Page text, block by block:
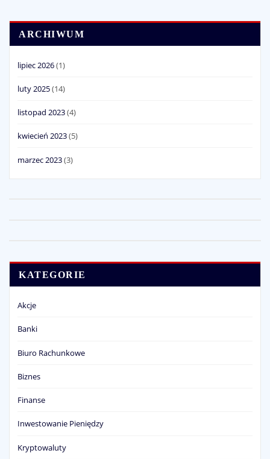
ARCHIWUM
lipiec 2026(1)
luty 2025(14)
listopad 2023(4)
kwiecień 2023(5)
marzec 2023(3)
KATEGORIE
Akcje
Banki
Biuro Rachunkowe
Biznes
Finanse
Inwestowanie Pieniędzy
Kryptowaluty